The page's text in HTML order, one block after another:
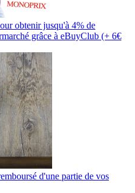
obtenir jusqu'à 4% de
grâce à eBuyClub (+ 6€
d'une partie de vos